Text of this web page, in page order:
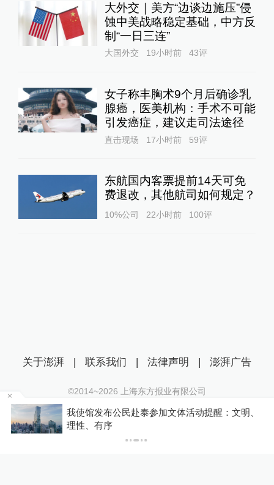
大外交｜美方“边谈边施压”侵
蚀中美战略稳定基础，中方反
制“一日三连”
大国外交 19小时前 43评
女子称丰胸术9个月后确诊乳
腺癌，医美机构：手术不可能
引发癌症，建议走司法途径
直击现场 17小时前 59评
东航国内客票提前14天可免
费退改，其他航司如何规定？
10%公司 22小时前 100评
我使馆发布公民赴泰参加文体活动提醒：文明、
理性、有序
关于澎湃 | 联系我们 | 法律声明 | 澎湃广告
©2014~2026 上海东方报业有限公司
沪ICP证：沪B2-20170116 | 沪ICP备14003370号
互联网新闻信息服务许可证：31120170006
沪公网安备 31010602000299号